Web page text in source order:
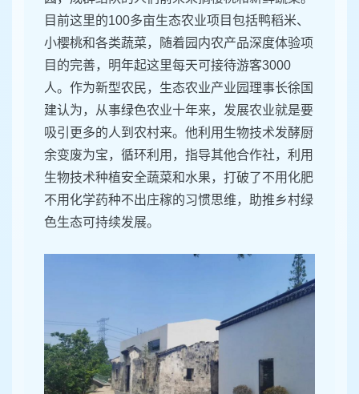
目前这里的100多亩生态农业项目包括鸭稻米、
小樱桃和各类蔬菜，随着园内农产品深度体验项
目的完善，明年起这里每天可接待游客3000
人。作为新型农民，生态农业产业园理事长徐国
建认为，从事绿色农业十年来，发展农业就是要
吸引更多的人到农村来。他利用生物技术发酵厨
余变废为宝，循环利用，指导其他合作社，利用
生物技术种植安全蔬菜和水果，打破了不用化肥
不用化学药种不出庄稼的习惯思维，助推乡村绿
色生态可持续发展。